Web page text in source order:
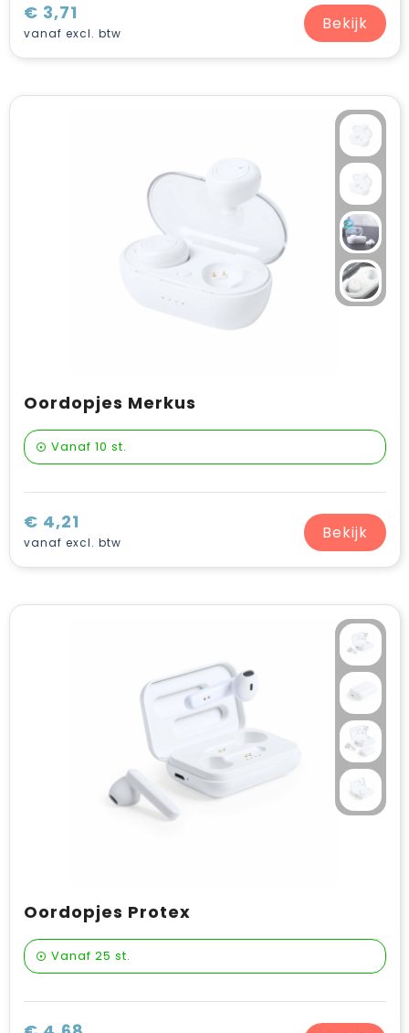
€ 3,71
vanaf excl. btw Bekijk
Oordopjes Merkus
Vanaf 10 st.
€ 4,21
vanaf excl. btw Bekijk
Oordopjes Protex
Vanaf 25 st.